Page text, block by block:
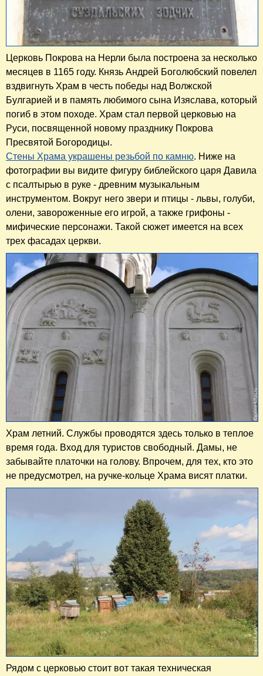
Церковь Покрова на Нерли была построена за несколько
месяцев в 1165 году. Князь Андрей Боголюбский повелел
вздвигнуть Храм в честь победы над Волжской
Булгарией и в память любимого сына Изяслава, который
погиб в этом походе. Храм стал первой церковью на
Руси, посвященной новому празднику Покрова
Пресвятой Богородицы.
Стены Храма украшены резьбой по камню. Ниже на
фотографии вы видите фигуру библейского царя Давила
с псалтырью в руке - древним музыкальным
инструментом. Вокруг него звери и птицы - львы, голуби,
олени, завороженные его игрой, а также грифоны -
мифические персонажи. Такой сюжет имеется на всех
трех фасадах церкви.
Храм летний. Службы проводятся здесь только в теплое
время года. Вход для туристов свободный. Дамы, не
забывайте платочки на голову. Впрочем, для тех, кто это
не предусмотрел, на ручке-кольце Храма висят платки.
Рядом с церковью стоит вот такая техническая